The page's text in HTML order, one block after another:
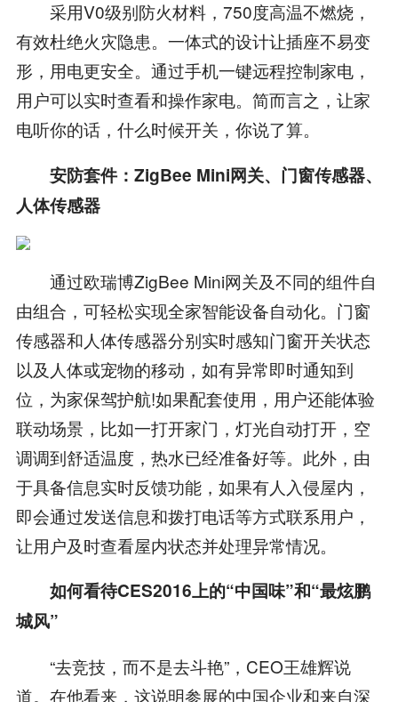
采用V0级别防火材料，750度高温不燃烧，
有效杜绝火灾隐患。一体式的设计让插座不易变
形，用电更安全。通过手机一键远程控制家电，
用户可以实时查看和操作家电。简而言之，让家
电听你的话，什么时候开关，你说了算。
安防套件：ZigBee Mini网关、门窗传感器、
人体传感器
通过欧瑞博ZigBee Mini网关及不同的组件自
由组合，可轻松实现全家智能设备自动化。门窗
传感器和人体传感器分别实时感知门窗开关状态
以及人体或宠物的移动，如有异常即时通知到
位，为家保驾护航!如果配套使用，用户还能体验
联动场景，比如一打开家门，灯光自动打开，空
调调到舒适温度，热水已经准备好等。此外，由
于具备信息实时反馈功能，如果有人入侵屋内，
即会通过发送信息和拨打电话等方式联系用户，
让用户及时查看屋内状态并处理异常情况。
如何看待CES2016上的“中国味”和“最炫鹏
城风”
“去竞技，而不是去斗艳”，CEO王雄辉说
道。在他看来，这说明参展的中国企业和来自深